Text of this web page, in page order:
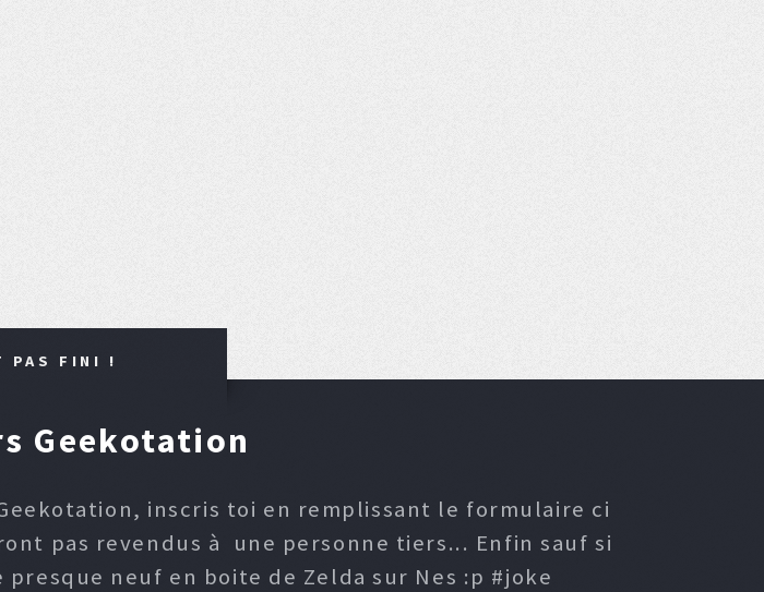
PAS FINI !
Geekotation
inscris toi en remplissant le formulaire ci
pas revendus à une personne tiers... Enfin sauf si
neuf en boite de Zelda sur Nes :p #joke